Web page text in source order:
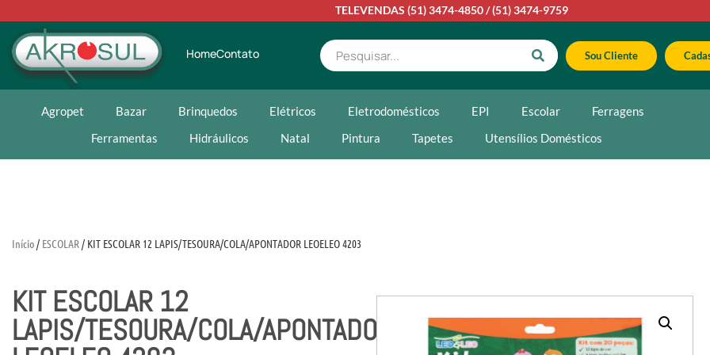
TELEVENDAS (51) 3474-4850/(51) 3474-9759
HomeContato Sou Cliente
Agropet Bazar Brinquedos Elétricos Eletrodomésticos EPI Escolar
Ferragens
Ferramentas
Hidráulicos Natal Pintura Tapetes Utensílios Domésticos
Início/ ESCOLAR/ KIT ESCOLAR 12 LAPIS/TESOURA/COLA/APONTADOR LEOELEO 4203
KIT ESCOLAR 12
LAPIS/TESOURA/COLA/APONTADOR